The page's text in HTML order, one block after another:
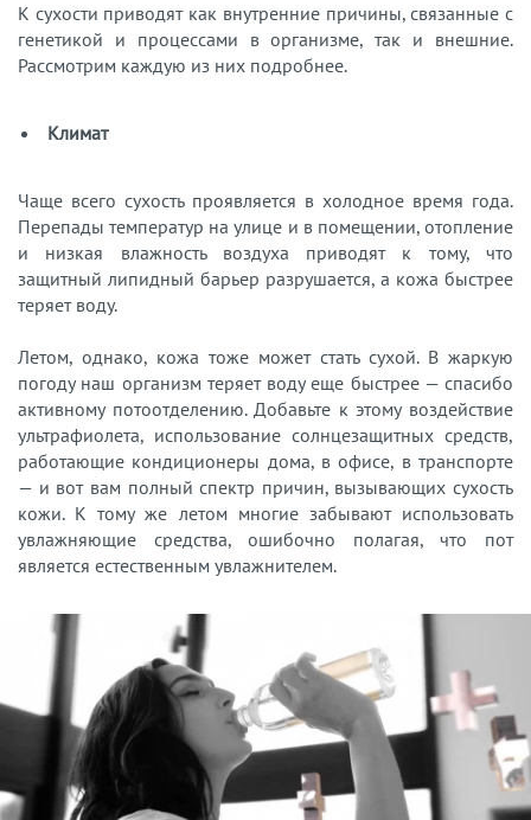
К сухости приводят как внутренние причины, связанные с
генетикой и процессами в организме, так и внешние.
Рассмотрим каждую из них подробнее.
Климат
Чаще всего сухость проявляется в холодное время года.
Перепады температур на улице и в помещении, отопление
и низкая влажность воздуха приводят к тому, что
защитный липидный барьер разрушается, а кожа быстрее
теряет воду.
Летом, однако, кожа тоже может стать сухой. В жаркую
погоду наш организм теряет воду еще быстрее — спасибо
активному потоотделению. Добавьте к этому воздействие
ультрафиолета, использование солнцезащитных средств,
работающие кондиционеры дома, в офисе, в транспорте
— и вот вам полный спектр причин, вызывающих сухость
кожи. К тому же летом многие забывают использовать
увлажняющие средства, ошибочно полагая, что пот
является естественным увлажнителем.